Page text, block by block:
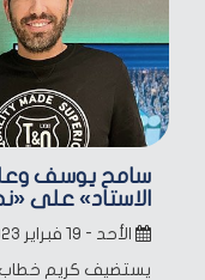
سامح يوسف
الاستاد» على
الأحد - ١٩ فبراير ٢٠٢٣
يستضيف كريم خطاب